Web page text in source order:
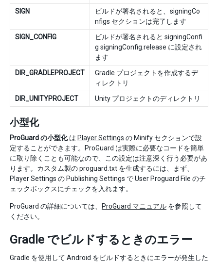
SIGN
ビルドが署名されると、signingCo
nfigs セクションは完了します
SIGN_CONFIG
ビルドが署名されると signingConfi
g signingConfig.release に設定され
ます
DIR_GRADLEPROJECT
Gradle プロジェクトを作成するデ
ィレクトリ
DIR_UNITYPROJECT
Unity プロジェクトのディレクトリ
小型化
ProGuard の小型化は Player Settings の Minify セクションで設
定することができます。ProGuard は実際に必要なコードを簡単
に取り除くことも可能なので、この設定は注意深く行う必要があ
ります。カスタム製の proguard.txt を生成するには、まず、
Player Settings の Publishing Settings で User Proguard File のチ
ェックボックスにチェックを入れます。
ProGuard の詳細については、 ProGuard マニュアル を参照して
ください。
Gradle でビルドするときのエラー
Gradle を使用して Android をビルドするときにエラーが発生した